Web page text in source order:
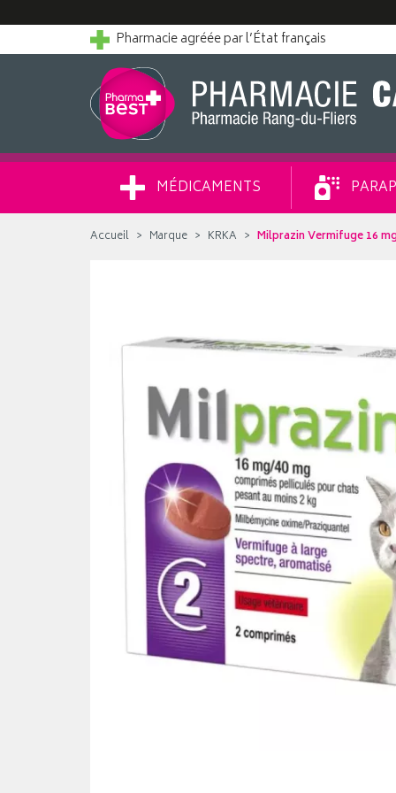
Pharmacie agréée par l’État français
MÉDICAMENTS
Accueil Marque KRKA Milprazin Vermifuge 16